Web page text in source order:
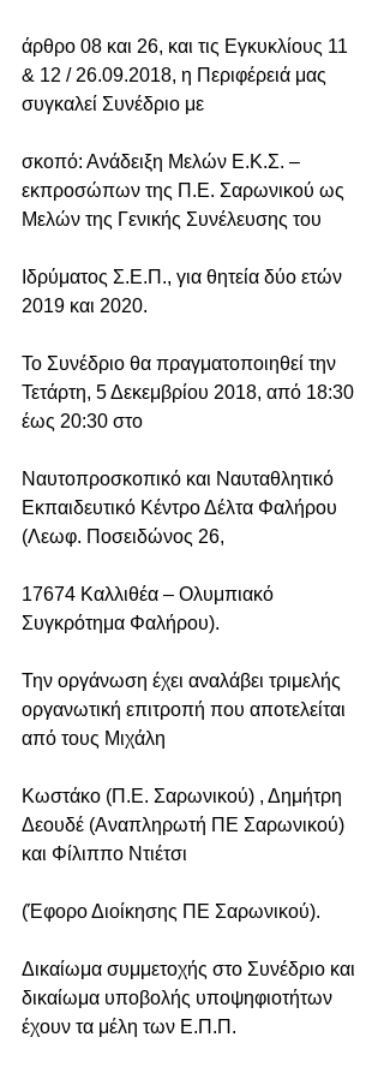
άρθρο 08 και 26, και τις Εγκυκλίους 11
& 12 / 26.09.2018, η Περιφέρειά μας
συγκαλεί Συνέδριο με
σκοπό: Ανάδειξη Μελών Ε.Κ.Σ. –
εκπροσώπων της Π.Ε. Σαρωνικού ως
Μελών της Γενικής Συνέλευσης του
Ιδρύματος Σ.Ε.Π., για θητεία δύο ετών
2019 και 2020.
Το Συνέδριο θα πραγματοποιηθεί την
Τετάρτη, 5 Δεκεμβρίου 2018, από 18:30
έως 20:30 στο
Ναυτοπροσκοπικό και Ναυταθλητικό
Εκπαιδευτικό Κέντρο Δέλτα Φαλήρου
(Λεωφ. Ποσειδώνος 26,
17674 Καλλιθέα – Ολυμπιακό
Συγκρότημα Φαλήρου).
Την οργάνωση έχει αναλάβει τριμελής
οργανωτική επιτροπή που αποτελείται
από τους Μιχάλη
Κωστάκο (Π.Ε. Σαρωνικού) , Δημήτρη
Δεουδέ (Αναπληρωτή ΠΕ Σαρωνικού)
και Φίλιππο Ντιέτσι
(Έφορο Διοίκησης ΠΕ Σαρωνικού).
Δικαίωμα συμμετοχής στο Συνέδριο και
δικαίωμα υποβολής υποψηφιοτήτων
έχουν τα μέλη των Ε.Π.Π.